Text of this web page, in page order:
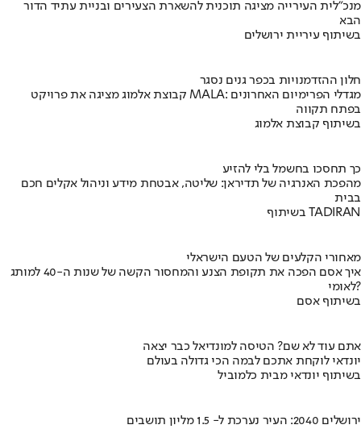
מנכ"לית העירייה מציגה תוכנית להשארת הצעירים ובניית עתיד הדור
הבא
בשיתוף עיריית ירושלים
חלון ההזדמנויות בכפר גנים נסגר
קבוצת אלמוג מציגה את פרויקט MALA: מגדלי הפרימיום האחרונים
בפתח תקווה
בשיתוף קבוצת אלמוג
כך תחסכו בחשמל בלי להזיע
מהפכת האנרגיה של תדיראן: שליטה, אבטחת מידע וניהול אקלים חכם
בבית
בשיתוף TADIRAN
מאחורי הקלעים של הטעם הישראלי
איך אסם הפכה את תקופת הצנע והמחסור הקשה של שנות ה-40 למותג
לאומי?
בשיתוף אסם
אתם עוד לא שם? הטיסה למונדיאל כבר יצאה
יונדאי לוקחת אתכם לבמה הכי גדולה בעולם
בשיתוף יונדאי מבית כלמוביל
ירושלים 2040: העיר נערכת ל- 1.5 מליון תושבים